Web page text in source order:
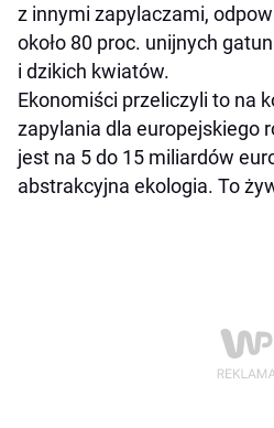
z innymi zapylaczami,
około 80 proc. unijnych
i dzikich kwiatów.
Ekonomiści przeliczyli to na
zapylania dla europejskiego
jest na 5 do 15 miliardów
abstrakcyjna ekologia. To